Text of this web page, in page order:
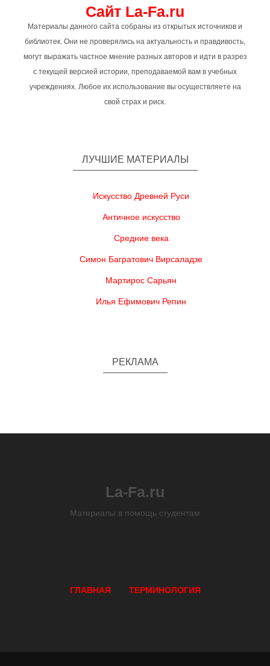
Сайт La-Fa.ru
Материалы данного сайта собраны из открытых источников и
библиотек. Они не проверялись на актуальность и правдивость,
могут выражать частное мнение разных авторов и идти в разрез
с текущей версией истории, преподаваемой вам в учебных
учреждениях. Любое их использование вы осуществляете на
свой страх и риск.
ЛУЧШИЕ МАТЕРИАЛЫ
Искусство Древней Руси
Античное искусство
Средние века
Симон Багратович Вирсаладзе
Мартирос Сарьян
Илья Ефимович Репин
РЕКЛАМА
La-Fa.ru
Материалы в помощь студентам
ГЛАВНАЯ ТЕРМИНОЛОГИЯ